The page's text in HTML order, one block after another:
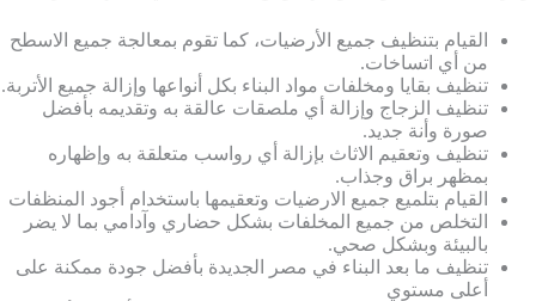
القيام بتنظيف جميع الأرضيات، كما تقوم بمعالجة جميع الاسطح
من أي اتساخات.
تنظيف بقايا ومخلفات مواد البناء بكل أنواعها وإزالة جميع الأتربة.
تنظيف الزجاج وإزالة أي ملصقات عالقة به وتقديمه بأفضل
صورة وأنة جديد.
تنظيف وتعقيم الاثاث بإزالة أي رواسب متعلقة به وإظهاره
بمظهر براق وجذاب.
القيام بتلميع جميع الارضيات وتعقيمها باستخدام أجود المنظفات
التخلص من جميع المخلفات بشكل حضاري وآدامي بما لا يضر
بالبيئة وبشكل صحي.
تنظيف ما بعد البناء في مصر الجديدة بأفضل جودة ممكنة على
أعلى مستوي